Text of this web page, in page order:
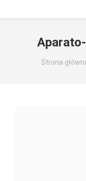
Jesteś tutaj:
Strona